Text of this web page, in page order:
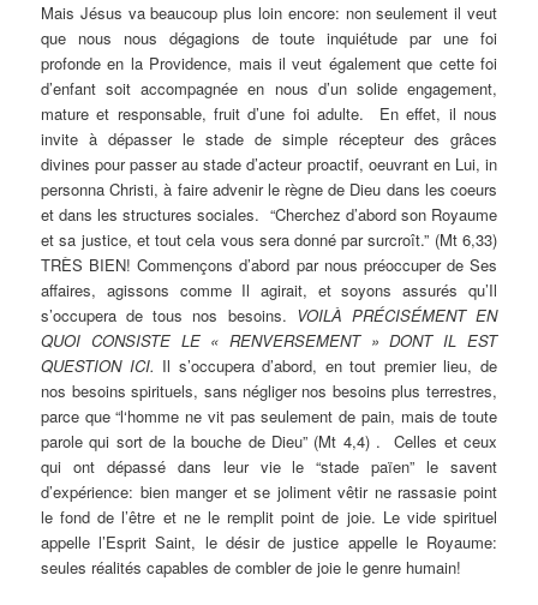
Mais Jésus va beaucoup plus loin encore: non seulement il veut
que nous nous dégagions de toute inquiétude par une foi
profonde en la Providence, mais il veut également que cette foi
d’enfant soit accompagnée en nous d’un solide engagement,
mature et responsable, fruit d’une foi adulte. En effet, il nous
invite à dépasser le stade de simple récepteur des grâces
divines pour passer au stade d’acteur proactif, oeuvrant en Lui, in
personna Christi, à faire advenir le règne de Dieu dans les coeurs
et dans les structures sociales. “Cherchez d’abord son Royaume
et sa justice, et tout cela vous sera donné par surcroît.” (Mt 6,33)
TRÈS BIEN! Commençons d’abord par nous préoccuper de Ses
affaires, agissons comme Il agirait, et soyons assurés qu’Il
s’occupera de tous nos besoins. VOILÀ PRÉCISÉMENT EN
QUOI CONSISTE LE « RENVERSEMENT » DONT IL EST
QUESTION ICI. Il s’occupera d’abord, en tout premier lieu, de
nos besoins spirituels, sans négliger nos besoins plus terrestres,
parce que “l‘homme ne vit pas seulement de pain, mais de toute
parole qui sort de la bouche de Dieu” (Mt 4,4) . Celles et ceux
qui ont dépassé dans leur vie le “stade païen” le savent
d’expérience: bien manger et se joliment vêtir ne rassasie point
le fond de l’être et ne le remplit point de joie. Le vide spirituel
appelle l’Esprit Saint, le désir de justice appelle le Royaume:
seules réalités capables de combler de joie le genre humain!